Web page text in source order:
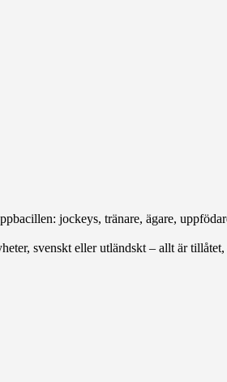
jockeys, tränare, ägare,
svenskt eller utländskt – allt är